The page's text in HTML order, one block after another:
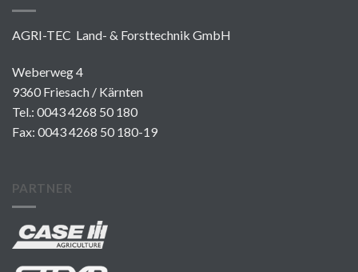
AGRI-TEC Land- & Forsttechnik GmbH
Weberweg 4
9360 Friesach / Kärnten
Tel.: 0043 4268 50 180
Fax: 0043 4268 50 180-19
PARTNER